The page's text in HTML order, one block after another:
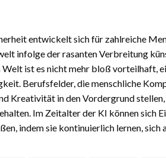
entwickelt sich für zahlreiche
infolge der rasanten Verbreitung
ist es nicht mehr bloß vorteilhaft,
Berufsfelder, die menschliche
Kreativität in den Vordergrund
Im Zeitalter der KI können sich
indem sie kontinuierlich lernen, sich